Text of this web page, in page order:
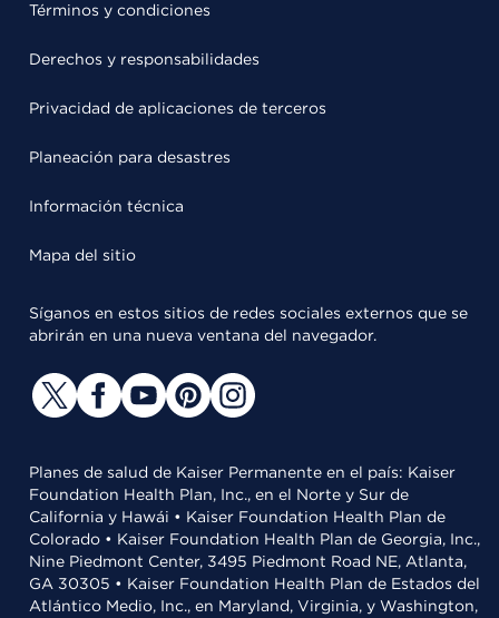
Términos y condiciones
Derechos y responsabilidades
Privacidad de aplicaciones de terceros
Planeación para desastres
Información técnica
Mapa del sitio
Síganos en estos sitios de redes sociales externos que se
abrirán en una nueva ventana del navegador.
Planes de salud de Kaiser Permanente en el país: Kaiser
Foundation Health Plan, Inc., en el Norte y Sur de
California y Hawái • Kaiser Foundation Health Plan de
Colorado • Kaiser Foundation Health Plan de Georgia, Inc.,
Nine Piedmont Center, 3495 Piedmont Road NE, Atlanta,
GA 30305 • Kaiser Foundation Health Plan de Estados del
Atlántico Medio, Inc., en Maryland, Virginia, y Washington,